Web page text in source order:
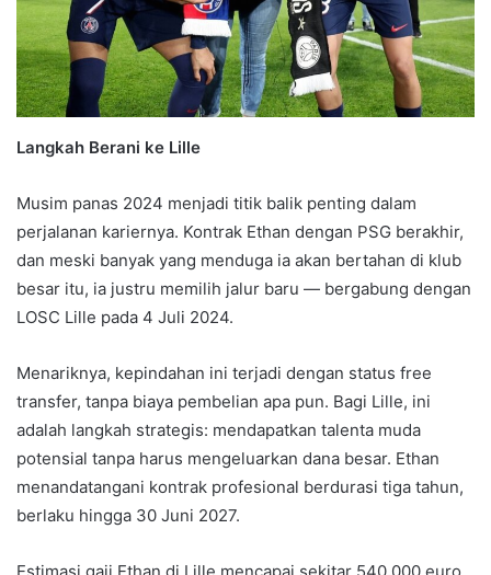
Langkah Berani ke Lille
Musim panas 2024 menjadi titik balik penting dalam
perjalanan kariernya. Kontrak Ethan dengan PSG berakhir,
dan meski banyak yang menduga ia akan bertahan di klub
besar itu, ia justru memilih jalur baru — bergabung dengan
LOSC Lille pada 4 Juli 2024.
Menariknya, kepindahan ini terjadi dengan status free
transfer, tanpa biaya pembelian apa pun. Bagi Lille, ini
adalah langkah strategis: mendapatkan talenta muda
potensial tanpa harus mengeluarkan dana besar. Ethan
menandatangani kontrak profesional berdurasi tiga tahun,
berlaku hingga 30 Juni 2027.